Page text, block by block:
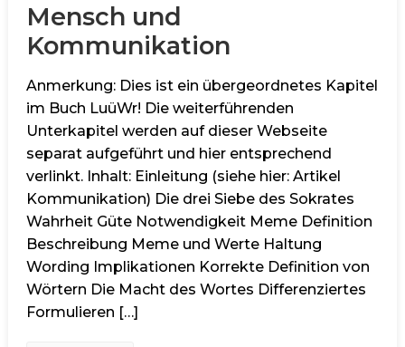
Mensch und
Kommunikation
Anmerkung: Dies ist ein übergeordnetes Kapitel
im Buch LuüWr! Die weiterführenden
Unterkapitel werden auf dieser Webseite
separat aufgeführt und hier entsprechend
verlinkt. Inhalt: Einleitung (siehe hier: Artikel
Kommunikation) Die drei Siebe des Sokrates
Wahrheit Güte Notwendigkeit Meme Definition
Beschreibung Meme und Werte Haltung
Wording Implikationen Korrekte Definition von
Wörtern Die Macht des Wortes Differenziertes
Formulieren […]